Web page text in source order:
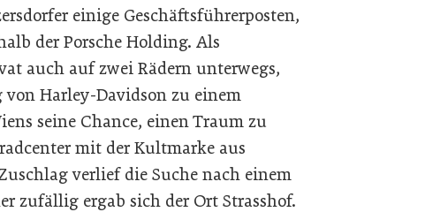
einige Geschäftsführerposten,
der Porsche Holding. Als
auch auf zwei Rädern unterwegs,
Harley-Davidson zu einem
seine Chance, einen Traum zu
mit der Kultmarke aus
verlief die Suche nach einem
zufällig ergab sich der Ort Strasshof.